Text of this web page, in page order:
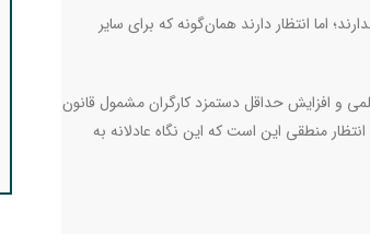
اما انتظار دارند همان‌گونه که برای سایر
و افزایش حداقل دستمزد کارگران مشمول قانون
منطقی این است که این نگاه عادلانه به